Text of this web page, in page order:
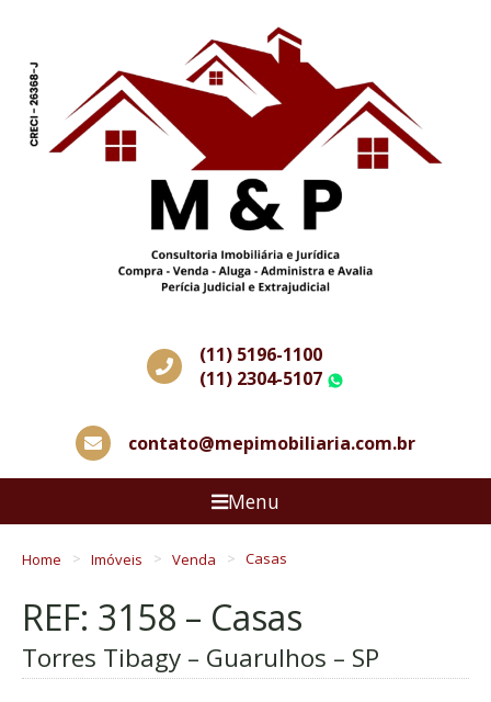
(11) 5196-1100
(11) 2304-5107
contato@mepimobiliaria.com.br
Menu
Home Imóveis Venda Casas
REF: 3158 – Casas
Torres Tibagy – Guarulhos – SP